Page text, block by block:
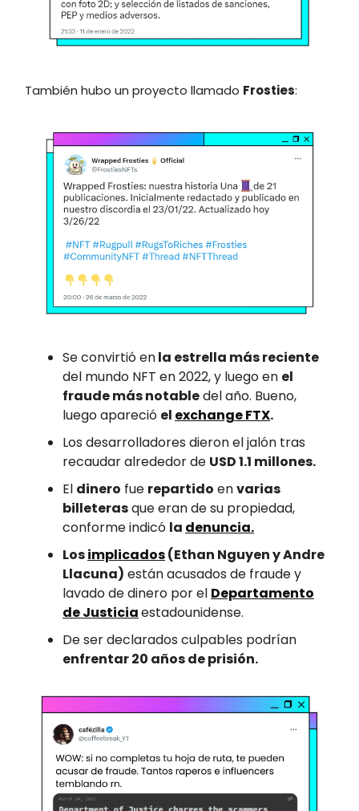
También hubo un proyecto llamado Frosties:
Se convirtió enla estrella más reciente
del mundo NFT en 2022, y luego en el
fraude más notabledel año. Bueno,
luego apareció el exchange FTX.
Los desarrolladores dieron el jalón tras
recaudar alrededor de USD 1.1 millones.
El dinero fue repartido envarias
billeterasque eran de su propiedad,
conforme indicó la denuncia.
Losimplicados(Ethan Nguyen y Andre
Llacuna) están acusados de fraude y
lavado de dinero por el Departamento
de Justiciaestadounidense.
De ser declarados culpables podrían
enfrentar 20 años de prisión.